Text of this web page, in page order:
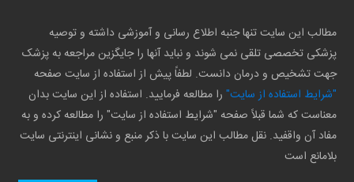
مطالب این سایت تنها جنبه اطلاع رسانی و آموزشی داشته و توصیه
پزشکی تخصصی تلقی نمی شوند و نباید آنها را جایگزین مراجعه به پزشک
جهت تشخیص و درمان دانست. لطفاً پیش از استفاده از سایت صفحه
"شرایط استفاده از سایت" را مطالعه فرمایید. استفاده از این سایت بدان
معناست که شما قبلاً صفحه "شرایط استفاده از سایت" را مطالعه کرده و به
مفاد آن واقفید. نقل مطالب این سایت با ذکر منبع و نشانی اینترنتی سایت
بلامانع است